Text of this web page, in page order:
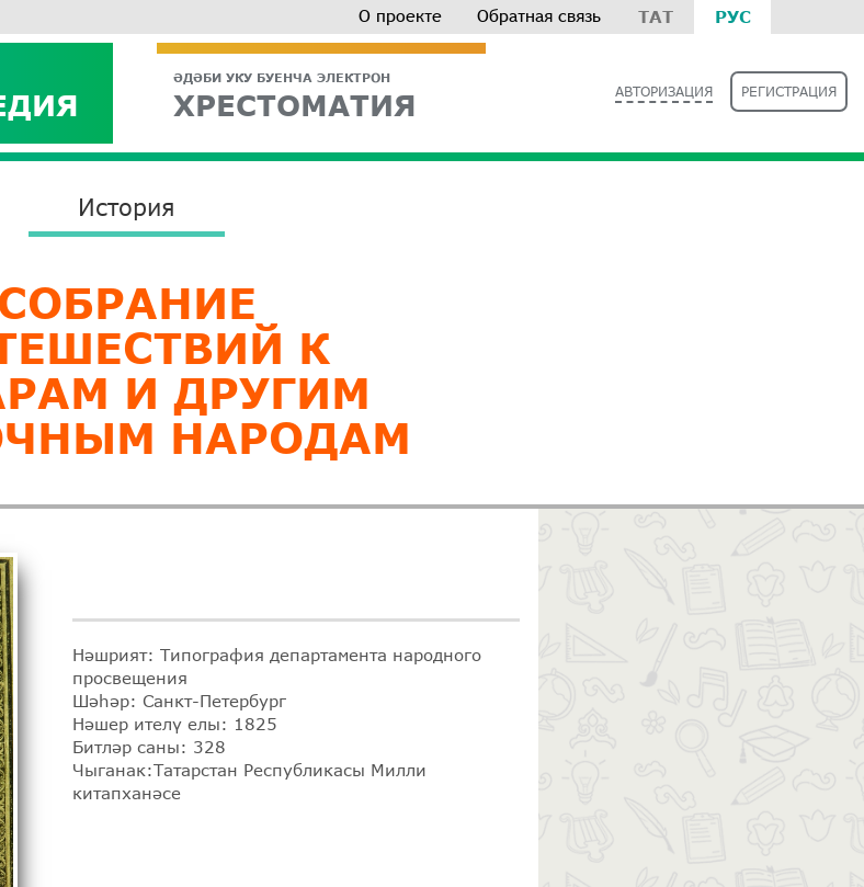
ТАТ РУС
О проекте Обратная связь
ӘДӘБИ УКУ БУЕНЧА ЭЛЕКТРОН
ХРЕСТОМАТИЯ АВТОРИЗАЦИЯ РЕГИСТРАЦИЯ
История
СОБРАНИЕ
К
И ДРУГИМ
НАРОДАМ
Нәшрият: Типография департамента народного
просвещения
Шәһәр: Санкт-Петербург
Нәшер ителү елы: 1825
Битләр саны: 328
Чыганак:Татарстан Республикасы Милли
китапханәсе